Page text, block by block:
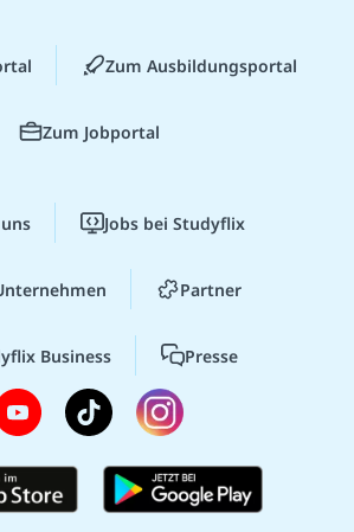
Zum Ausbildungsportal
Zum Jobportal
Jobs bei Studyflix
Partner
Business Presse